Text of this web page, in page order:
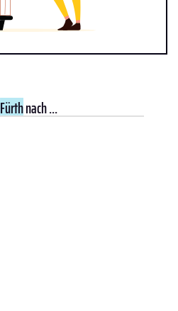
Fürthnach ...